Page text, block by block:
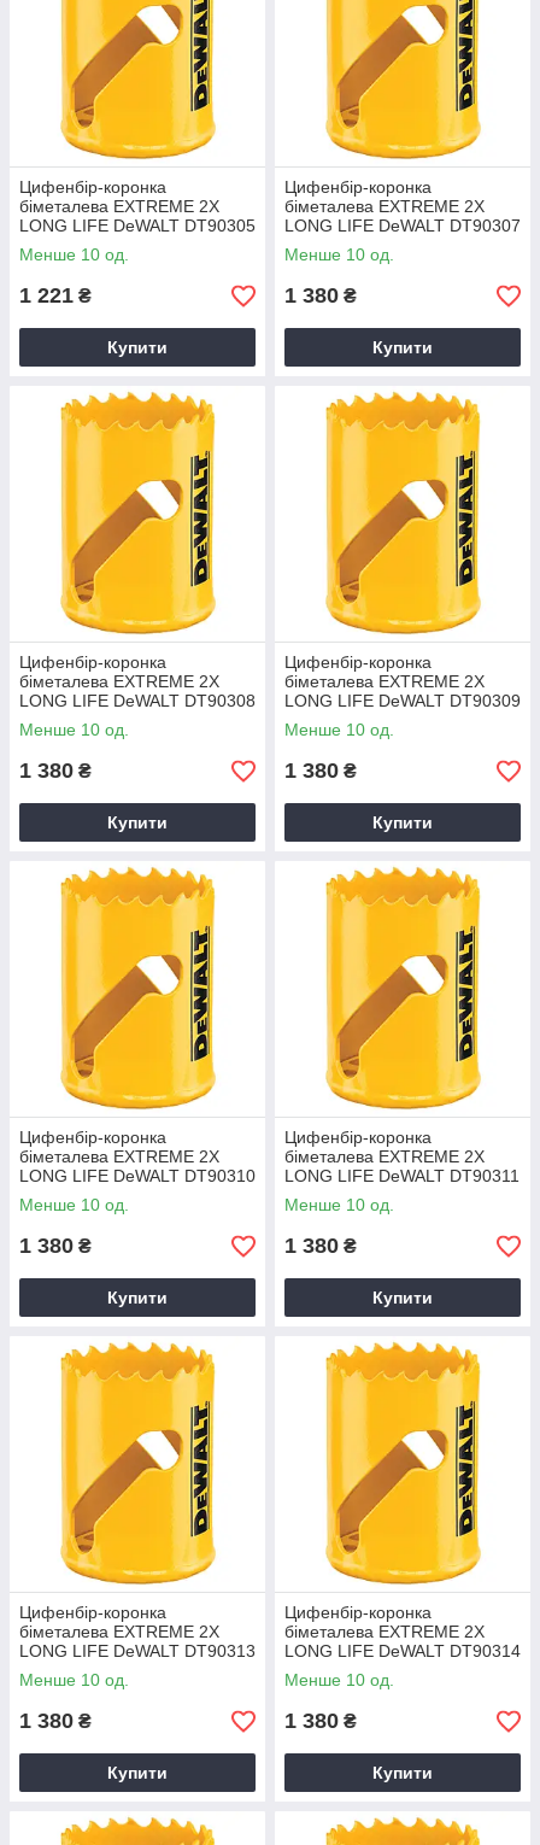
Цифенбір-коронка
біметалева EXTREME 2X
LONG LIFE DeWALT DT90305
Менше 10 од.
1 221 ₴
Купити
Цифенбір-коронка
біметалева EXTREME 2X
LONG LIFE DeWALT DT90307
Менше 10 од.
1 380 ₴
Купити
Цифенбір-коронка
біметалева EXTREME 2X
LONG LIFE DeWALT DT90308
Менше 10 од.
1 380 ₴
Купити
Цифенбір-коронка
біметалева EXTREME 2X
LONG LIFE DeWALT DT90309
Менше 10 од.
1 380 ₴
Купити
Цифенбір-коронка
біметалева EXTREME 2X
LONG LIFE DeWALT DT90310
Менше 10 од.
1 380 ₴
Купити
Цифенбір-коронка
біметалева EXTREME 2X
LONG LIFE DeWALT DT90311
Менше 10 од.
1 380 ₴
Купити
Цифенбір-коронка
біметалева EXTREME 2X
LONG LIFE DeWALT DT90313
Менше 10 од.
1 380 ₴
Купити
Цифенбір-коронка
біметалева EXTREME 2X
LONG LIFE DeWALT DT90314
Менше 10 од.
1 380 ₴
Купити